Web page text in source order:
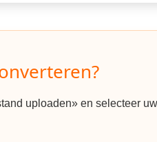
uploaden» en selecteer